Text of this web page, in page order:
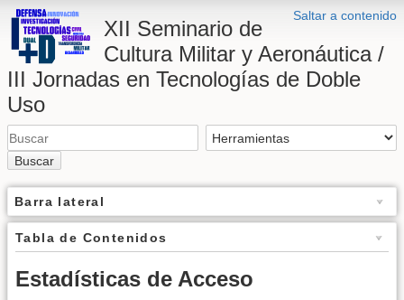
Saltar a contenido
XII Seminario de
Cultura Militar y Aeronáutica /
III Jornadas en Tecnologías de Doble
Uso
Buscar
Barra lateral
Tabla de Contenidos
Estadísticas de Acceso